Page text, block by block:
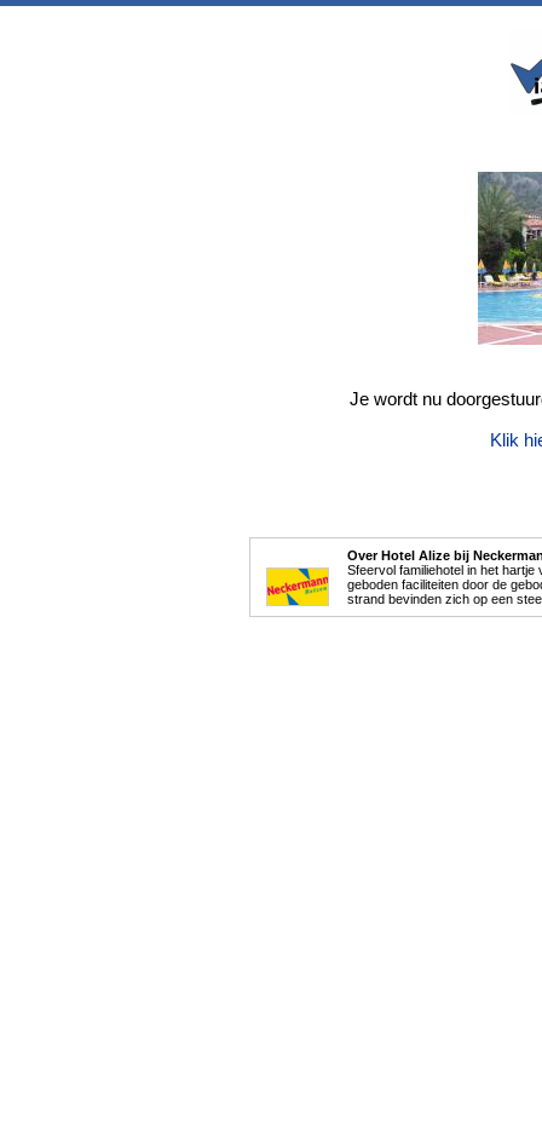
Je wordt nu
Klik
Over Hotel Alize bij
Sfeervol familiehotel in het hartje
geboden faciliteiten door de
strand bevinden zich op een